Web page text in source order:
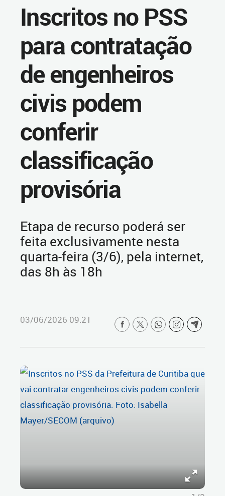
Inscritos no PSS
para contratação
de engenheiros
civis podem
conferir
classificação
provisória
Etapa de recurso poderá ser
feita exclusivamente nesta
quarta-feira (3/6), pela internet,
das 8h às 18h
03/06/2026 09:21